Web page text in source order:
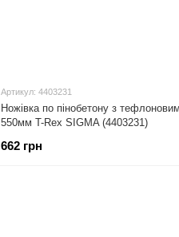
Артикул: 4403231
Ножівка по пінобетону з
550мм T-Rex SIGMA (4403231)
662 грн